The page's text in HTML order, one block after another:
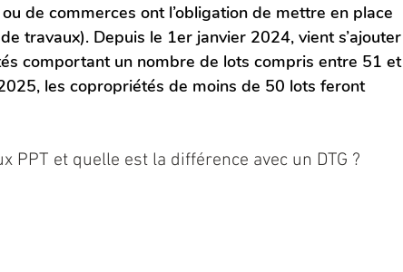
de commerces ont l’obligation de mettre en place
travaux). Depuis le 1er janvier 2024, vient s’ajouter
comportant un nombre de lots compris entre 51 et
les copropriétés de moins de 50 lots feront
PPT et quelle est la différence avec un DTG ?